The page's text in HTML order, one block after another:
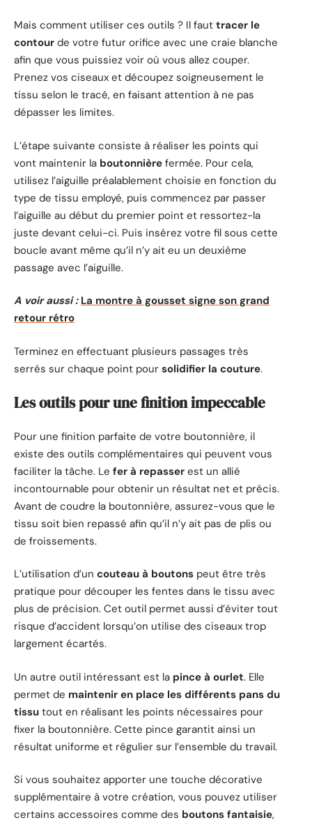
Mais comment utiliser ces outils ? Il faut tracer le
contour de votre futur orifice avec une craie blanche
afin que vous puissiez voir où vous allez couper.
Prenez vos ciseaux et découpez soigneusement le
tissu selon le tracé, en faisant attention à ne pas
dépasser les limites.
L’étape suivante consiste à réaliser les points qui
vont maintenir la boutonnière fermée. Pour cela,
utilisez l’aiguille préalablement choisie en fonction du
type de tissu employé, puis commencez par passer
l’aiguille au début du premier point et ressortez-la
juste devant celui-ci. Puis insérez votre fil sous cette
boucle avant même qu’il n’y ait eu un deuxième
passage avec l’aiguille.
A voir aussi : La montre à gousset signe son grand
retour rétro
Terminez en effectuant plusieurs passages très
serrés sur chaque point pour solidifier la couture.
Les outils pour une finition impeccable
Pour une finition parfaite de votre boutonnière, il
existe des outils complémentaires qui peuvent vous
faciliter la tâche. Le fer à repasser est un allié
incontournable pour obtenir un résultat net et précis.
Avant de coudre la boutonnière, assurez-vous que le
tissu soit bien repassé afin qu’il n’y ait pas de plis ou
de froissements.
L’utilisation d’un couteau à boutons peut être très
pratique pour découper les fentes dans le tissu avec
plus de précision. Cet outil permet aussi d’éviter tout
risque d’accident lorsqu’on utilise des ciseaux trop
largement écartés.
Un autre outil intéressant est la pince à ourlet. Elle
permet de maintenir en place les différents pans du
tissu tout en réalisant les points nécessaires pour
fixer la boutonnière. Cette pince garantit ainsi un
résultat uniforme et régulier sur l’ensemble du travail.
Si vous souhaitez apporter une touche décorative
supplémentaire à votre création, vous pouvez utiliser
certains accessoires comme des boutons fantaisie,